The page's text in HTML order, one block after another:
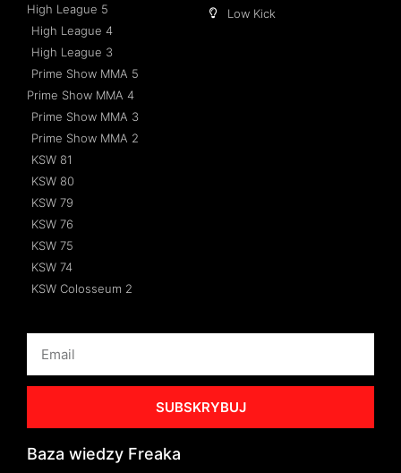
High League 5
High League 4
High League 3
Prime Show MMA 5
Prime Show MMA 4
Prime Show MMA 3
Prime Show MMA 2
KSW 81
KSW 80
KSW 79
KSW 76
KSW 75
KSW 74
KSW Colosseum 2
Low Kick
SUBSKRYBUJ
Baza wiedzy Freaka